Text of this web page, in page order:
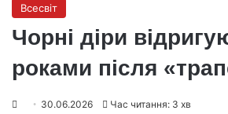
Всесвіт
Чорні діри
роками після
30.06.2026 Час читання: 3 хв